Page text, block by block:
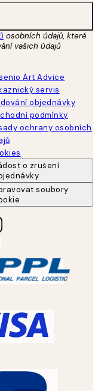
osobních údajů, které
vašich údajů
Art Advice
servis
objednávky
podmínky
ochrany osobních
o zrušení
soubory